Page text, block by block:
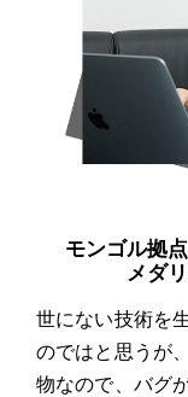
モンゴル拠
メダ
世にない技術を
のではと思うが
物なので、バグ